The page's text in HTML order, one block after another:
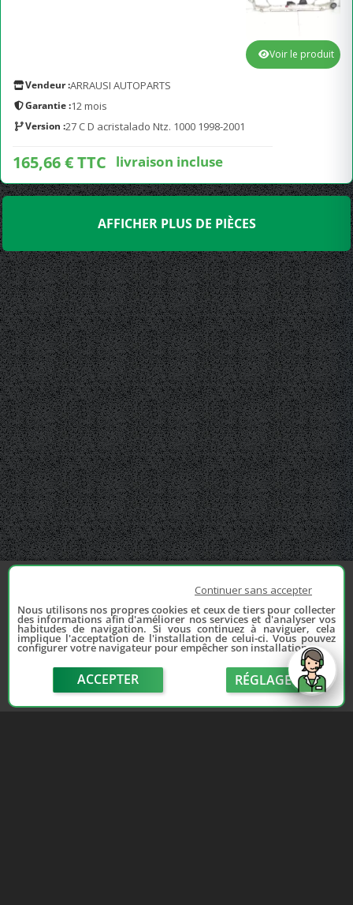
Vendeur :ARRAUSI AUTOPARTS
Garantie :12 mois
Version :27 C D acristalado Ntz. 1000 1998-2001
165,66 € TTC livraison incluse
Voir le produit
AFFICHER PLUS DE PIÈCES
Continuer sans accepter
Nous utilisons nos propres cookies et ceux de tiers pour collecter
des informations afin d'améliorer nos services et d'analyser vos
habitudes de navigation. Si vous continuez à naviguer, cela
implique l'acceptation de l'installation de celui-ci. Vous pouvez
configurer votre navigateur pour empêcher son installation.
ACCEPTER RÉGLAGE